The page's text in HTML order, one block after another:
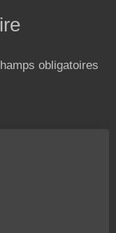
obligatoires